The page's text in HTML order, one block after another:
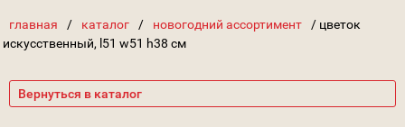
главная / каталог / новогодний ассортимент / цветок
искусственный, l51 w51 h38 см
Вернуться в каталог